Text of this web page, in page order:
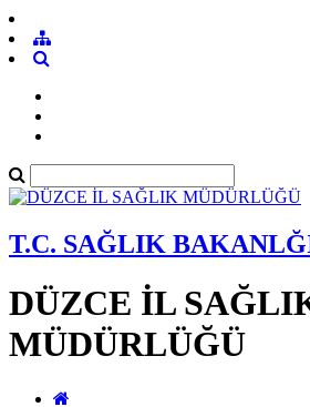
T.C. SAĞLIK
DÜZCE İL
MÜDÜRLÜĞÜ